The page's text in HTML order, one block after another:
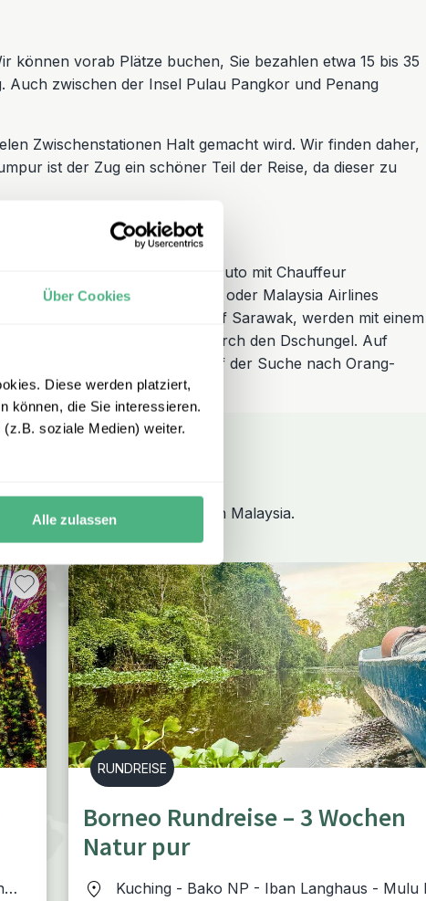
Über Cookies
Diese werden platziert,
können, die Sie interessieren.
soziale Medien) weiter.
Alle zulassen
können vorab Plätze buchen, Sie bezahlen etwa 15 bis 35
Auch zwischen der Insel Pulau Pangkor und Penang
Zwischenstationen Halt gemacht wird. Wir finden daher,
ist der Zug ein schöner Teil der Reise, da dieser zu
Flugzeug oder mit einem Auto mit Chauffeur
Flüge werden von Air Asia oder Malaysia Airlines
auf Sarawak, werden mit einem
mit Booten über den Fluss durch den Dschungel. Auf
unberührten Dschungel auf der Suche nach Orang-
individuellenReiseerlebnisse
in Malaysia.
RUNDREISE
Borneo Rundreise – 3 Wochen
Natur pur
Kuching - Bako NP - Iban Langhaus - Mulu